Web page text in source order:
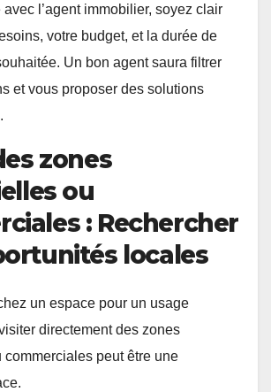
avec l’agent immobilier, soyez clair
votre budget, et la durée de
Un bon agent saura filtrer
et vous proposer des solutions
zones
ou
: Rechercher
locales
un espace pour un usage
directement des zones
commerciales peut être une